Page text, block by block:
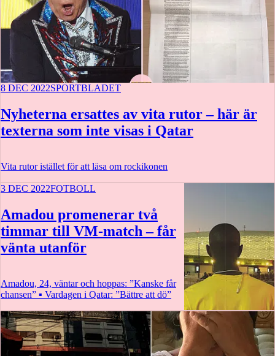
8 DEC 2022SPORTBLADET
Nyheterna ersattes av vita rutor – här är
texterna som inte visas i Qatar
Vita rutor istället för att läsa om rockikonen
3 DEC 2022FOTBOLL
Amadou promenerar två
timmar till VM-match – får
vänta utanför
Amadou, 24, väntar och hoppas: ”Kanske får
chansen” ▪ Vardagen i Qatar: ”Bättre att dö”